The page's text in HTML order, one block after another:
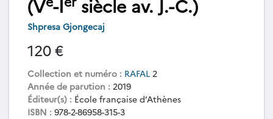
(V -I siècle av. J.-C.)
Shpresa Gjongecaj
120 €
Collection et numéro : RAFAL 2
Année de parution : 2019
Éditeur(s) : École française d’Athènes
ISBN : 978-2-86958-315-3